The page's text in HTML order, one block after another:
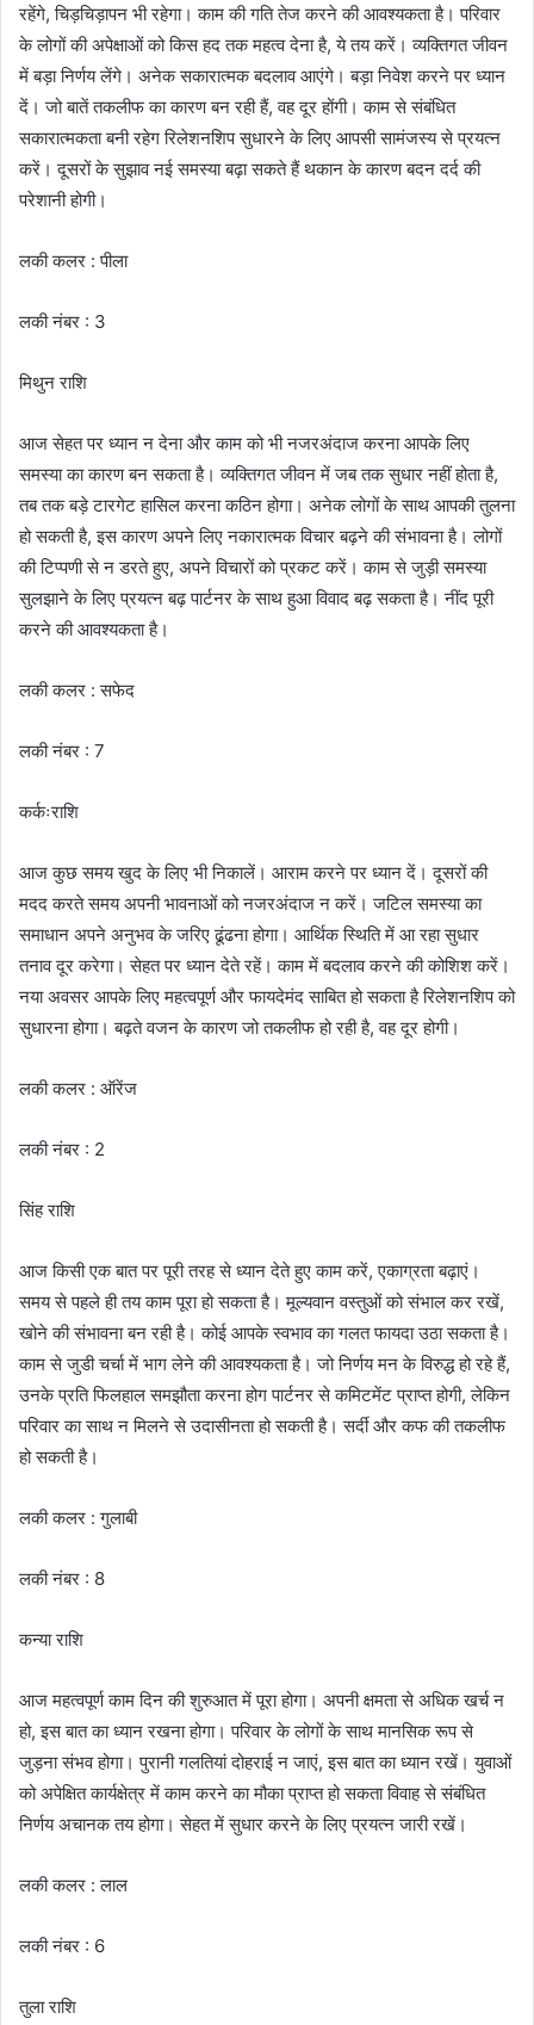
रहेंगे, चिड़चिड़ापन भी रहेगा। काम की गति तेज करने की आवश्यकता है। परिवार
के लोगों की अपेक्षाओं को किस हद तक महत्व देना है, ये तय करें। व्यक्तिगत जीवन
में बड़ा निर्णय लेंगे। अनेक सकारात्मक बदलाव आएंगे। बड़ा निवेश करने पर ध्यान
दें। जो बातें तकलीफ का कारण बन रही हैं, वह दूर होंगी। काम से संबंधित
सकारात्मकता बनी रहेग रिलेशनशिप सुधारने के लिए आपसी सामंजस्य से प्रयत्न
करें। दूसरों के सुझाव नई समस्या बढ़ा सकते हैं थकान के कारण बदन दर्द की
परेशानी होगी।
लकी कलर : पीला
लकी नंबर : 3
मिथुन राशि
आज सेहत पर ध्यान न देना और काम को भी नजरअंदाज करना आपके लिए
समस्या का कारण बन सकता है। व्यक्तिगत जीवन में जब तक सुधार नहीं होता है,
तब तक बड़े टारगेट हासिल करना कठिन होगा। अनेक लोगों के साथ आपकी तुलना
हो सकती है, इस कारण अपने लिए नकारात्मक विचार बढ़ने की संभावना है। लोगों
की टिप्पणी से न डरते हुए, अपने विचारों को प्रकट करें। काम से जुड़ी समस्या
सुलझाने के लिए प्रयत्न बढ़ पार्टनर के साथ हुआ विवाद बढ़ सकता है। नींद पूरी
करने की आवश्यकता है।
लकी कलर : सफेद
लकी नंबर : 7
कर्कःराशि
आज कुछ समय खुद के लिए भी निकालें। आराम करने पर ध्यान दें। दूसरों की
मदद करते समय अपनी भावनाओं को नजरअंदाज न करें। जटिल समस्या का
समाधान अपने अनुभव के जरिए ढूंढना होगा। आर्थिक स्थिति में आ रहा सुधार
तनाव दूर करेगा। सेहत पर ध्यान देते रहें। काम में बदलाव करने की कोशिश करें।
नया अवसर आपके लिए महत्वपूर्ण और फायदेमंद साबित हो सकता है रिलेशनशिप को
सुधारना होगा। बढ़ते वजन के कारण जो तकलीफ हो रही है, वह दूर होगी।
लकी कलर : ऑरेंज
लकी नंबर : 2
सिंह राशि
आज किसी एक बात पर पूरी तरह से ध्यान देते हुए काम करें, एकाग्रता बढ़ाएं।
समय से पहले ही तय काम पूरा हो सकता है। मूल्यवान वस्तुओं को संभाल कर रखें,
खोने की संभावना बन रही है। कोई आपके स्वभाव का गलत फायदा उठा सकता है।
काम से जुडी चर्चा में भाग लेने की आवश्यकता है। जो निर्णय मन के विरुद्ध हो रहे हैं,
उनके प्रति फिलहाल समझौता करना होग पार्टनर से कमिटमेंट प्राप्त होगी, लेकिन
परिवार का साथ न मिलने से उदासीनता हो सकती है। सर्दी और कफ की तकलीफ
हो सकती है।
लकी कलर : गुलाबी
लकी नंबर : 8
कन्या राशि
आज महत्वपूर्ण काम दिन की शुरुआत में पूरा होगा। अपनी क्षमता से अधिक खर्च न
हो, इस बात का ध्यान रखना होगा। परिवार के लोगों के साथ मानसिक रूप से
जुड़ना संभव होगा। पुरानी गलतियां दोहराई न जाएं, इस बात का ध्यान रखें। युवाओं
को अपेक्षित कार्यक्षेत्र में काम करने का मौका प्राप्त हो सकता विवाह से संबंधित
निर्णय अचानक तय होगा। सेहत में सुधार करने के लिए प्रयत्न जारी रखें।
लकी कलर : लाल
लकी नंबर : 6
तुला राशि